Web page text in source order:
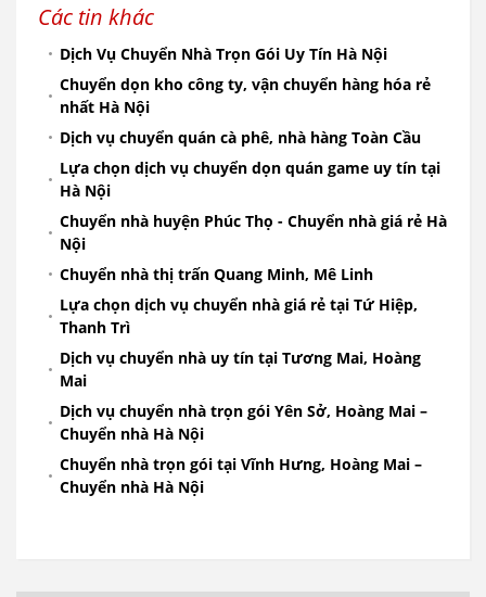
Các tin khác
Dịch Vụ Chuyển Nhà Trọn Gói Uy Tín Hà Nội
Chuyển dọn kho công ty, vận chuyển hàng hóa rẻ
nhất Hà Nội
Dịch vụ chuyển quán cà phê, nhà hàng Toàn Cầu
Lựa chọn dịch vụ chuyển dọn quán game uy tín tại
Hà Nội
Chuyển nhà huyện Phúc Thọ - Chuyển nhà giá rẻ Hà
Nội
Chuyển nhà thị trấn Quang Minh, Mê Linh
Lựa chọn dịch vụ chuyển nhà giá rẻ tại Tứ Hiệp,
Thanh Trì
Dịch vụ chuyển nhà uy tín tại Tương Mai, Hoàng
Mai
Dịch vụ chuyển nhà trọn gói Yên Sở, Hoàng Mai –
Chuyển nhà Hà Nội
Chuyển nhà trọn gói tại Vĩnh Hưng, Hoàng Mai –
Chuyển nhà Hà Nội